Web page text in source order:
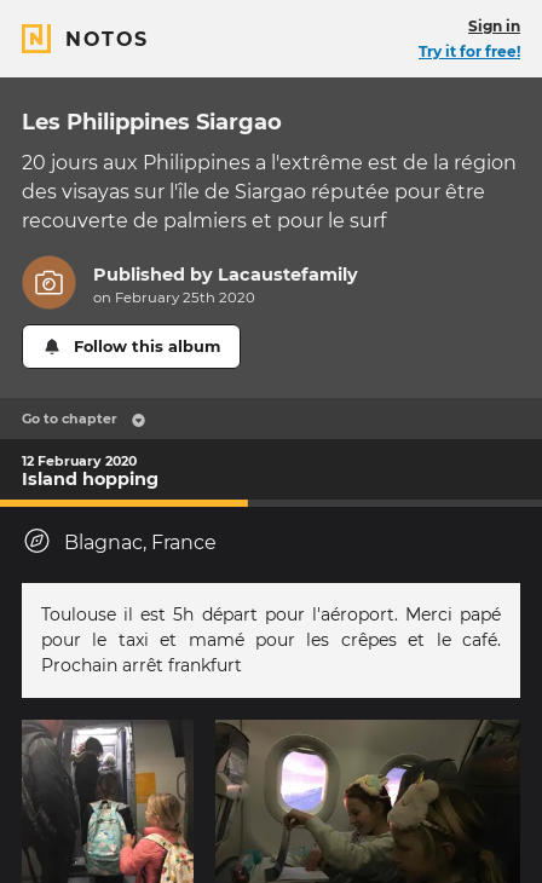
NOTOS
Sign in
Try it for free!
Les Philippines Siargao
20 jours aux Philippines a l'extrême est de la région
des visayas sur l'île de Siargao réputée pour être
recouverte de palmiers et pour le surf
Published by Lacaustefamily
on February 25th 2020
Follow this album
Go to chapter
12 February 2020
Island hopping
Blagnac, France
Toulouse il est 5h départ pour l'aéroport. Merci papé
pour le taxi et mamé pour les crêpes et le café.
Prochain arrêt frankfurt